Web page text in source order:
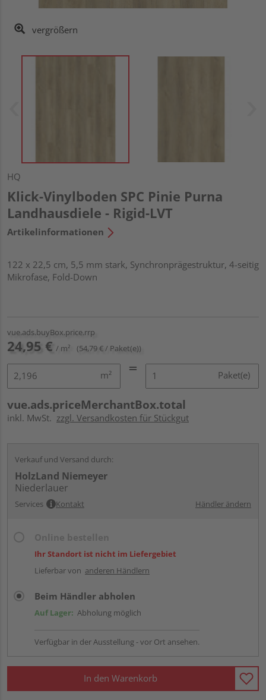
vergrößern
HQ
Klick-Vinylboden SPC Pinie Purna
Landhausdiele - Rigid-LVT
Artikelinformationen
122 x 22,5 cm, 5,5 mm stark, Synchronprägestruktur, 4-seitig
Mikrofase, Fold-Down
vue.ads.buyBox.price.rrp
24,95 € / m² (54,79 € / Paket(e))
m² Paket(e)
vue.ads.priceMerchantBox.total
inkl. MwSt. zzgl. Versandkosten für Stückgut
Verkauf und Versand durch:
HolzLand Niemeyer
Niederlauer
Services Kontakt Händler ändern
Ihr Standort ist nicht im Liefergebiet
Lieferbar von anderen Händlern
Beim Händler abholen
Auf Lager: Abholung möglich
Verfügbar in der Ausstellung - vor Ort ansehen.
In den Warenkorb